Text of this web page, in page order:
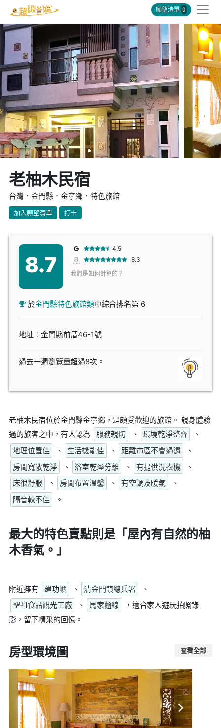
願望清單 0
老柚木民宿
台灣．金門縣．金寧鄉．特色旅館
加入願望清單 打卡
8.7
4.5
8.3
我們是如何計算的？
於金門縣特色旅館類中綜合排名第 6
地址：金門縣前厝46-1號
過去一週瀏覽量超過8次。
老柚木民宿位於金門縣金寧鄉，是頗受歡迎的旅館。 親身體驗
過的旅客之中，有人認為
服務親切 、 環境乾淨整齊
、
地理位置佳
、 生活機能佳 、 距離市區不會過遠
、
房間寬敞乾淨
、 浴室乾溼分離 、 有提供洗衣機
、
床很舒服
、 房間布置溫馨 、 有空調及暖氣
、
隔音較不佳
。
最大的特色賣點則是「屋內有自然的柚
木香氣。」
附近擁有 建功嶼 、 清金門鎮總兵署
、
聖祖食品觀光工廠
、 馬家麵線
，適合家人遊玩拍照錄
影，留下精采的回憶。
房型環境圖 查看全部